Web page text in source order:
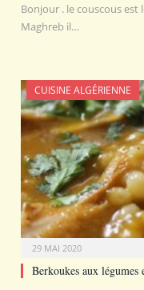
Bonjour . le couscous
Maghreb il…
CUISINE ALGÉRIENNE
29 MAI 2020
Berkoukes aux légumes